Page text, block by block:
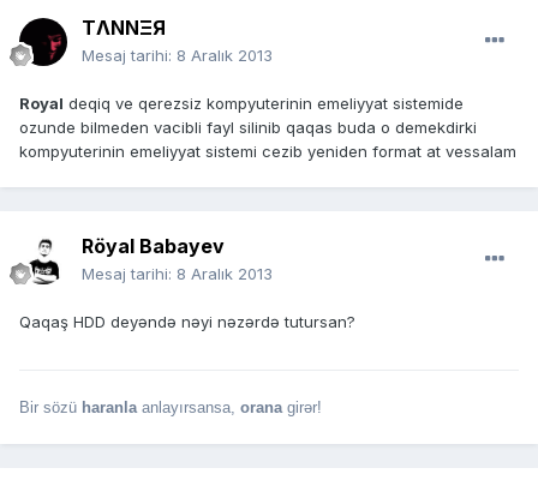
TΛNNΞЯ
Mesaj tarihi: 8 Aralık 2013
Royal deqiq ve qerezsiz kompyuterinin emeliyyat sistemide
ozunde bilmeden vacibli fayl silinib qaqas buda o demekdirki
kompyuterinin emeliyyat sistemi cezib yeniden format at vessalam
Röyal Babayev
Mesaj tarihi: 8 Aralık 2013
Qaqaş HDD deyəndə nəyi nəzərdə tutursan?
Bir sözü haranla anlayırsansa, orana girər!